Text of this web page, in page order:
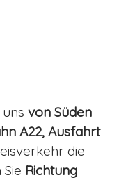
von Süden
A22, Ausfahrt
die
Richtung